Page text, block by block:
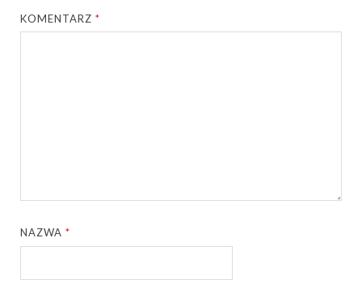
KOMENTARZ*
NAZWA*